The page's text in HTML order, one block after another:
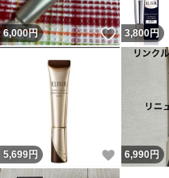
6,000円 いいね！
3,800円
5,699円 いいね！
6,990円